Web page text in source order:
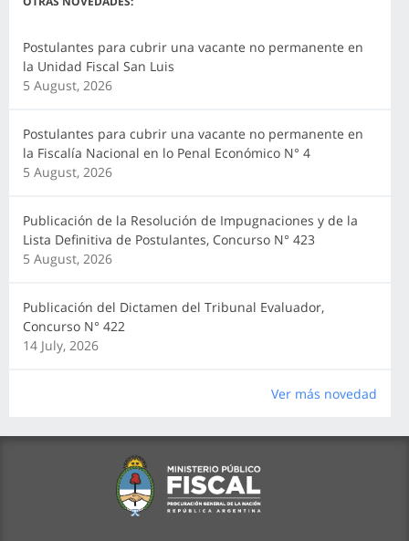
Postulantes para cubrir una vacante no permanente en
la Unidad Fiscal San Luis
5 August, 2026
Postulantes para cubrir una vacante no permanente en
la Fiscalía Nacional en lo Penal Económico N° 4
5 August, 2026
Publicación de la Resolución de Impugnaciones y de la
Lista Definitiva de Postulantes, Concurso N° 423
5 August, 2026
Publicación del Dictamen del Tribunal Evaluador,
Concurso N° 422
14 July, 2026
Ver más novedad